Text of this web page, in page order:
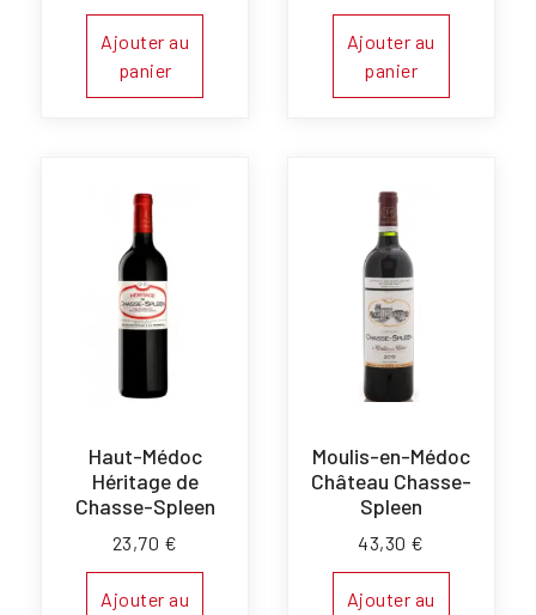
Ajouter au
panier
Ajouter au
panier
Haut-Médoc
Héritage de
Chasse-Spleen
23,70 €
Ajouter au
Moulis-en-Médoc
Château Chasse-
Spleen
43,30 €
Ajouter au